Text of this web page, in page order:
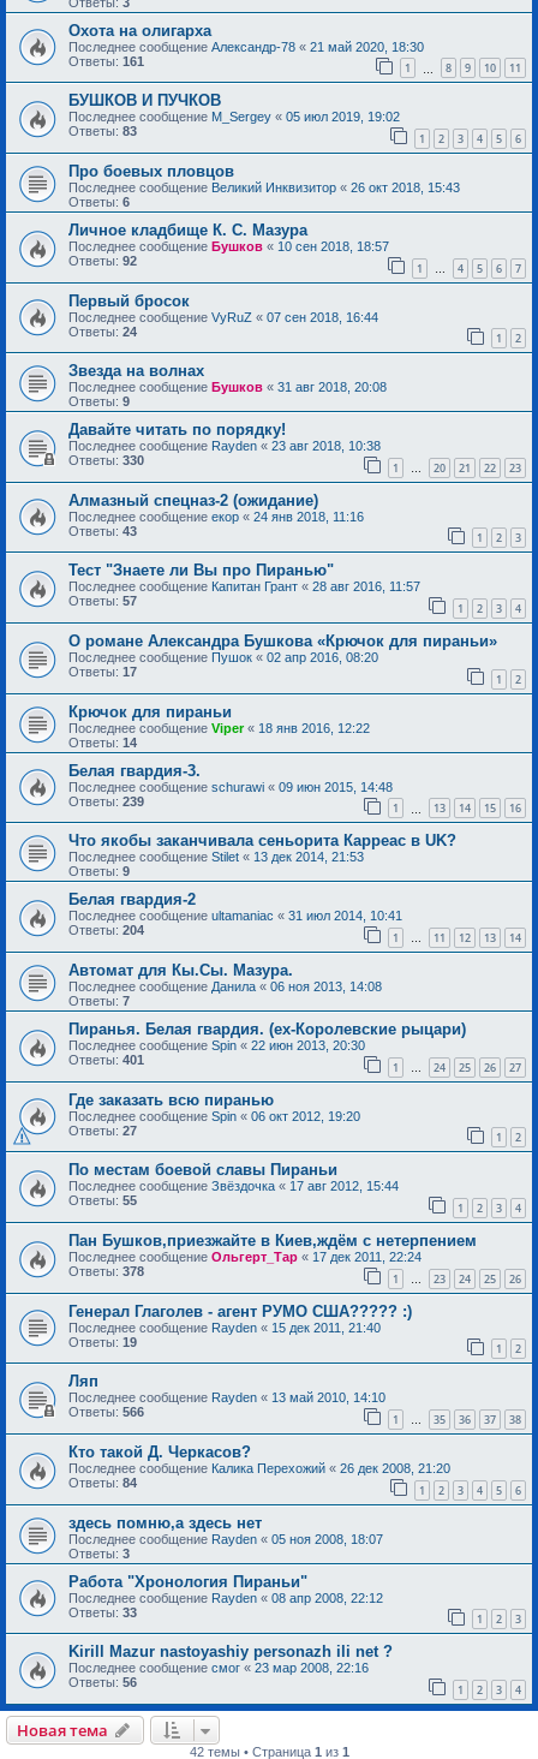
Охота на олигарха
Последнее сообщение Александр-78 « 21 май 2020, 18:30
Ответы: 161 1 8 9 10 11
БУШКОВ И ПУЧКОВ
Последнее сообщение M_Sergey « 05 июл 2019, 19:02
Ответы: 83 1 2 3 4 5 6
Про боевых пловцов
Последнее сообщение Великий Инквизитор « 26 окт 2018, 15:43
Ответы: 6
Личное кладбище К. С. Мазура
Последнее сообщение Бушков « 10 сен 2018, 18:57
Ответы: 92 1 4 5 6 7
Первый бросок
Последнее сообщение VyRuZ « 07 сен 2018, 16:44
Ответы: 24 1 2
Звезда на волнах
Последнее сообщение Бушков « 31 авг 2018, 20:08
Ответы: 9
Давайте читать по порядку!
Последнее сообщение Rayden « 23 авг 2018, 10:38
Ответы: 330 1 … 20 21 22 23
Алмазный спецназ-2 (ожидание)
Последнее сообщение екор « 24 янв 2018, 11:16
Ответы: 43 1 2 3
Тест "Знаете ли Вы про Пиранью"
Последнее сообщение Капитан Грант « 28 авг 2016, 11:57
Ответы: 57 1 2 3 4
О романе Александра Бушкова «Крючок для пираньи»
Последнее сообщение Пушок « 02 апр 2016, 08:20
Ответы: 17 1 2
Крючок для пираньи
Последнее сообщение Viper« 18 янв 2016, 12:22
Ответы: 14
Белая гвардия-3.
Последнее сообщение schurawi « 09 июн 2015, 14:48
Ответы: 239 1 13 14 15 16
Что якобы заканчивала сеньорита Карреас в UK?
Последнее сообщение Stilet « 13 дек 2014, 21:53
Ответы: 9
Белая гвардия-2
Последнее сообщение ultamaniac « 31 июл 2014, 10:41
Ответы: 204 1 … 11 12 13 14
Автомат для Кы.Сы. Мазура.
Последнее сообщение Данила « 06 ноя 2013, 14:08
Ответы: 7
Пиранья. Белая гвардия. (ex-Королевские рыцари)
Последнее сообщение Spin « 22 июн 2013, 20:30
Ответы: 401 1 … 24 25 26 27
Где заказать всю пиранью
Последнее сообщение Spin « 06 окт 2012, 19:20
Ответы: 27 1 2
По местам боевой славы Пираньи
Последнее сообщение Звёздочка « 17 авг 2012, 15:44
Ответы: 55 1 2 3 4
Пан Бушков,приезжайте в Киев,ждём с нетерпением
Последнее сообщение Ольгерт_Тар « 17 дек 2011, 22:24
Ответы: 378 1 … 23 24 25 26
Генерал Глаголев - агент РУМО США????? :)
Последнее сообщение Rayden « 15 дек 2011, 21:40
Ответы: 19 1 2
Ляп
Последнее сообщение Rayden « 13 май 2010, 14:10
Ответы: 566 1 … 35 36 37 38
Кто такой Д. Черкасов?
Последнее сообщение Калика Перехожий « 26 дек 2008, 21:20
Ответы: 84 1 2 3 4 5 6
здесь помню,а здесь нет
Последнее сообщение Rayden « 05 ноя 2008, 18:07
Ответы: 3
Работа "Хронология Пираньи"
Последнее сообщение Rayden « 08 апр 2008, 22:12
Ответы: 33 1 2 3
Kirill Mazur nastoyashiy personazh ili net ?
Последнее сообщение смог « 23 мар 2008, 22:16
Ответы: 56 1 2 3 4
Новая тема
42 темы • Страница 1 из 1